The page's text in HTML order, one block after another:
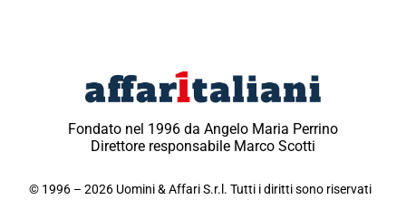
Fondato nel 1996 da Angelo Maria Perrino
Direttore responsabile Marco Scotti
© 1996 – 2026 Uomini & Affari S.r.l. Tutti i diritti sono riservati